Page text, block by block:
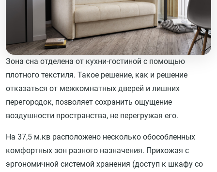
Зона сна отделена от кухни-гостиной с помощью
плотного текстиля. Такое решение, как и решение
отказаться от межкомнатных дверей и лишних
перегородок, позволяет сохранить ощущение
воздушности пространства, не перегружая его.
На 37,5 м.кв расположено несколько обособленных
комфортных зон разного назначения. Прихожая с
эргономичной системой хранения (доступ к шкафу со